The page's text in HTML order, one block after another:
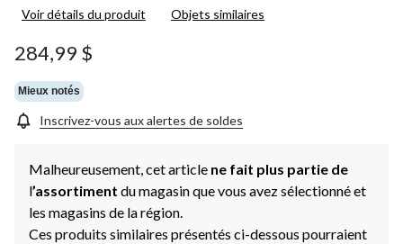
28
Voir détails du produit Objets similaires
284,99 $
Mieux notés
Inscrivez-vous aux alertes de soldes
Malheureusement, cet article ne fait plus partie de
l’assortiment du magasin que vous avez sélectionné et
les magasins de la région.
Ces produits similaires présentés ci-dessous pourraient